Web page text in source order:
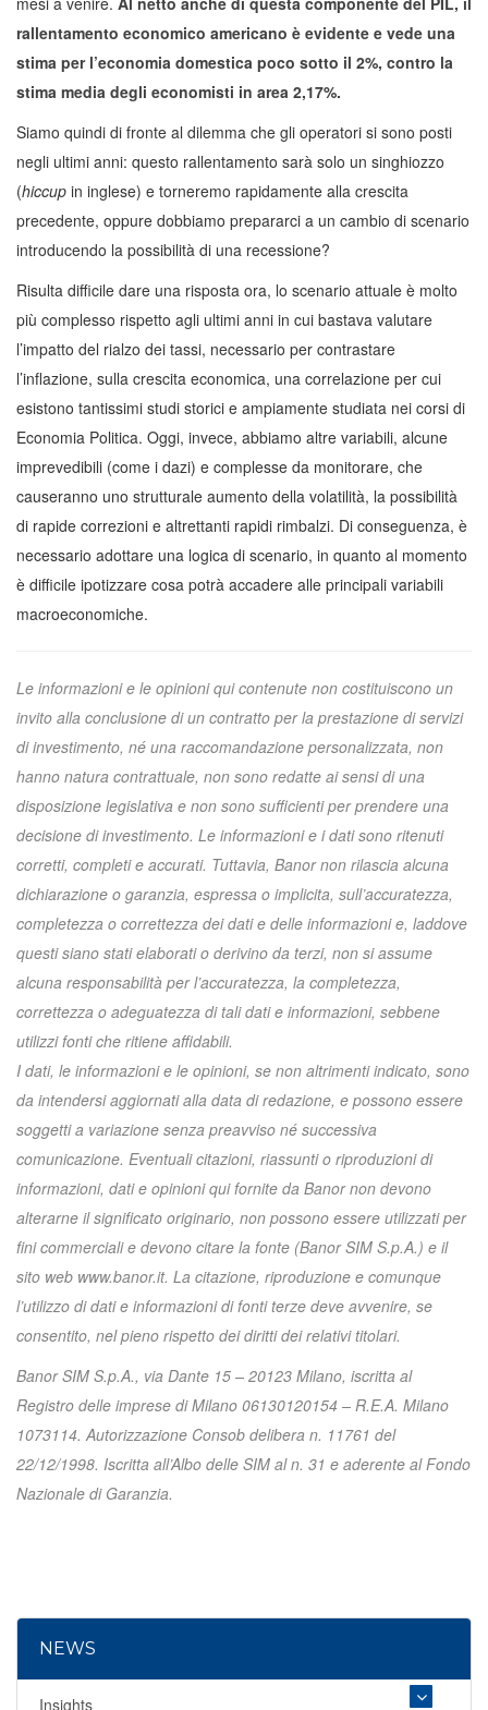
rallentamento economico americano è evidente e vede una
stima per l’economia domestica poco sotto il 2%, contro la
stima media degli economisti in area 2,17%.
Siamo quindi di fronte al dilemma che gli operatori si sono posti
negli ultimi anni: questo rallentamento sarà solo un singhiozzo
(hiccup in inglese) e torneremo rapidamente alla crescita
precedente, oppure dobbiamo prepararci a un cambio di scenario
introducendo la possibilità di una recessione?
Risulta difficile dare una risposta ora, lo scenario attuale è molto
più complesso rispetto agli ultimi anni in cui bastava valutare
l’impatto del rialzo dei tassi, necessario per contrastare
l’inflazione, sulla crescita economica, una correlazione per cui
esistono tantissimi studi storici e ampiamente studiata nei corsi di
Economia Politica. Oggi, invece, abbiamo altre variabili, alcune
imprevedibili (come i dazi) e complesse da monitorare, che
causeranno uno strutturale aumento della volatilità, la possibilità
di rapide correzioni e altrettanti rapidi rimbalzi. Di conseguenza, è
necessario adottare una logica di scenario, in quanto al momento
è difficile ipotizzare cosa potrà accadere alle principali variabili
macroeconomiche.
Le informazioni e le opinioni qui contenute non costituiscono un
invito alla conclusione di un contratto per la prestazione di servizi
di investimento, né una raccomandazione personalizzata, non
hanno natura contrattuale, non sono redatte ai sensi di una
disposizione legislativa e non sono sufficienti per prendere una
decisione di investimento. Le informazioni e i dati sono ritenuti
corretti, completi e accurati. Tuttavia, Banor non rilascia alcuna
dichiarazione o garanzia, espressa o implicita, sull’accuratezza,
completezza o correttezza dei dati e delle informazioni e, laddove
questi siano stati elaborati o derivino da terzi, non si assume
alcuna responsabilità per l’accuratezza, la completezza,
correttezza o adeguatezza di tali dati e informazioni, sebbene
utilizzi fonti che ritiene affidabili.
I dati, le informazioni e le opinioni, se non altrimenti indicato, sono
da intendersi aggiornati alla data di redazione, e possono essere
soggetti a variazione senza preavviso né successiva
comunicazione. Eventuali citazioni, riassunti o riproduzioni di
informazioni, dati e opinioni qui fornite da Banor non devono
alterarne il significato originario, non possono essere utilizzati per
fini commerciali e devono citare la fonte (Banor SIM S.p.A.) e il
sito web www.banor.it. La citazione, riproduzione e comunque
l’utilizzo di dati e informazioni di fonti terze deve avvenire, se
consentito, nel pieno rispetto dei diritti dei relativi titolari.
Banor SIM S.p.A., via Dante 15 – 20123 Milano, iscritta al
Registro delle imprese di Milano 06130120154 – R.E.A. Milano
1073114. Autorizzazione Consob delibera n. 11761 del
22/12/1998. Iscritta all’Albo delle SIM al n. 31 e aderente al Fondo
Nazionale di Garanzia.
NEWS
Insights